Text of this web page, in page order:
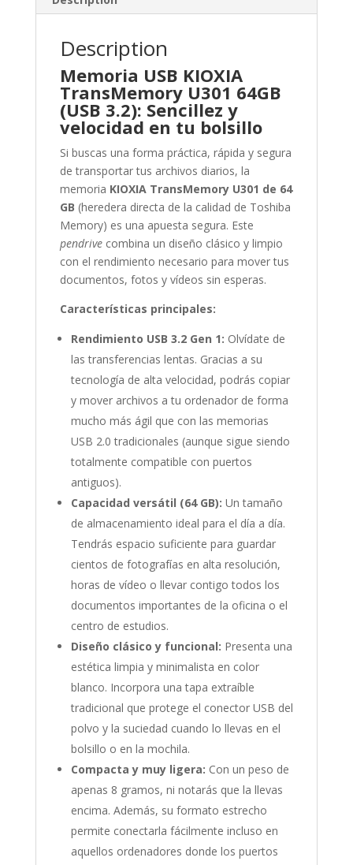
Description
Memoria USB KIOXIA
TransMemory U301 64GB
(USB 3.2): Sencillez y
velocidad en tu bolsillo
Si buscas una forma práctica, rápida y segura
de transportar tus archivos diarios, la
memoria KIOXIA TransMemory U301 de 64
GB (heredera directa de la calidad de Toshiba
Memory) es una apuesta segura. Este
pendrivecombina un diseño clásico y limpio
con el rendimiento necesario para mover tus
documentos, fotos y vídeos sin esperas.
Características principales:
Rendimiento USB 3.2 Gen 1: Olvídate de
las transferencias lentas. Gracias a su
tecnología de alta velocidad, podrás copiar
y mover archivos a tu ordenador de forma
mucho más ágil que con las memorias
USB 2.0 tradicionales (aunque sigue siendo
totalmente compatible con puertos
antiguos).
Capacidad versátil (64 GB): Un tamaño
de almacenamiento ideal para el día a día.
Tendrás espacio suficiente para guardar
cientos de fotografías en alta resolución,
horas de vídeo o llevar contigo todos los
documentos importantes de la oficina o el
centro de estudios.
Diseño clásico y funcional: Presenta una
estética limpia y minimalista en color
blanco. Incorpora una tapa extraíble
tradicional que protege el conector USB del
polvo y la suciedad cuando lo llevas en el
bolsillo o en la mochila.
Compacta y muy ligera: Con un peso de
apenas 8 gramos, ni notarás que la llevas
encima. Además, su formato estrecho
permite conectarla fácilmente incluso en
aquellos ordenadores donde los puertos